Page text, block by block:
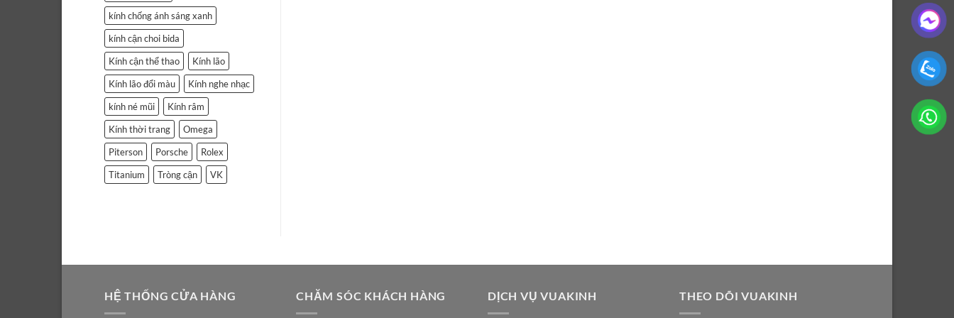
kính chống ánh sáng xanh
kính cận choi bida
Kính cận thể thao
Kính lão
Kính lão đổi màu
Kính nghe nhạc
kính né mũi
Kính râm
Kính thời trang
Omega
Piterson
Porsche
Rolex
Titanium
Tròng cận VK
HỆ THỐNG CỬA HÀNG CHĂM SÓC KHÁCH HÀNG DỊCH VỤ VUAKINH THEO DÕI VUAKINH